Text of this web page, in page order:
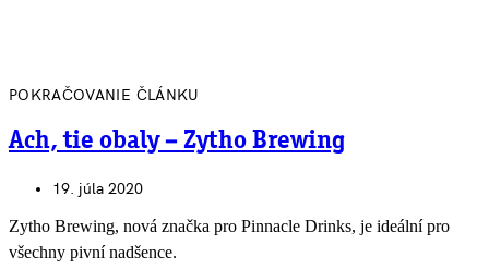
POKRAČOVANIE ČLÁNKU
Ach, tie obaly – Zytho Brewing
19. júla 2020
Zytho Brewing, nová značka pro Pinnacle Drinks, je ideální pro
všechny pivní nadšence.